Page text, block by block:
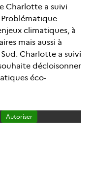
Charlotte a suivi
climatiques, à
mais aussi à
Charlotte a suivi
décloisonner
éco-
Autoriser